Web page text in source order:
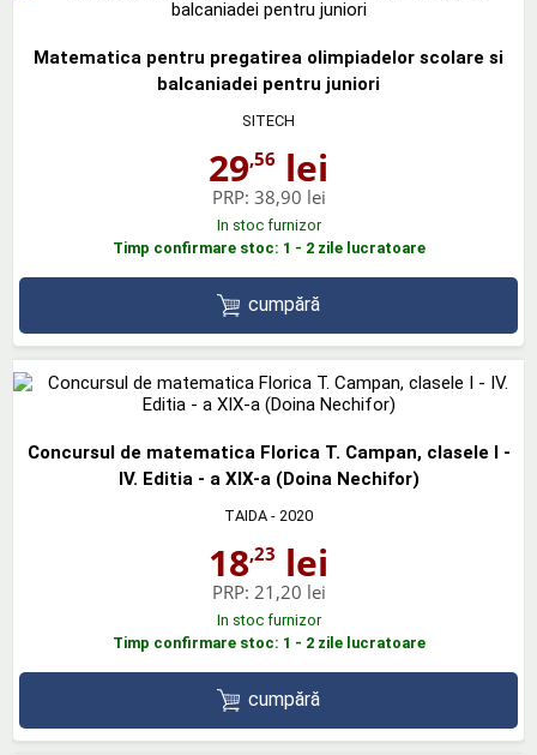
Matematica pentru pregatirea olimpiadelor scolare si
balcaniadei pentru juniori
SITECH
29,56 lei
PRP: 38,90 lei
In stoc furnizor
Timp confirmare stoc: 1 - 2 zile lucratoare
cumpără
Concursul de matematica Florica T. Campan, clasele I -
IV. Editia - a XIX-a (Doina Nechifor)
TAIDA - 2020
18,23 lei
PRP: 21,20 lei
In stoc furnizor
Timp confirmare stoc: 1 - 2 zile lucratoare
cumpără